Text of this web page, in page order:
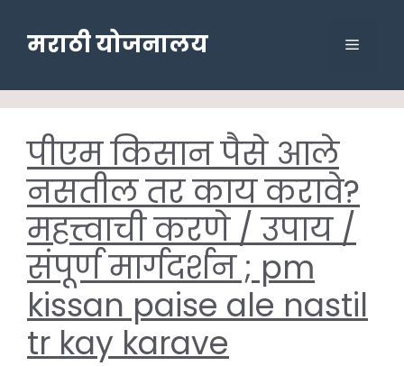
contentमराठी योजनालय Menu
पीएम किसान पैसे आले
नसतील तर काय करावे?
महत्त्वाची करणे / उपाय /
संपूर्ण मार्गदर्शन ; pm
kissan paise ale nastil
tr kay karave